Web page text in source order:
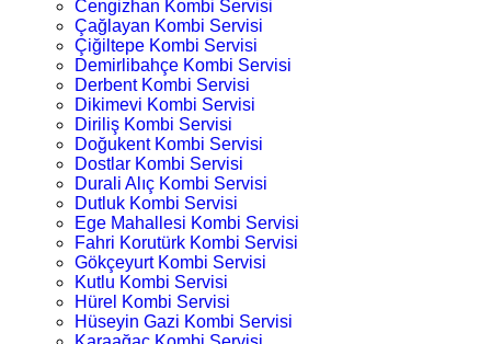
Cengizhan Kombi Servisi
Çağlayan Kombi Servisi
Çiğiltepe Kombi Servisi
Demirlibahçe Kombi Servisi
Derbent Kombi Servisi
Dikimevi Kombi Servisi
Diriliş Kombi Servisi
Doğukent Kombi Servisi
Dostlar Kombi Servisi
Durali Alıç Kombi Servisi
Dutluk Kombi Servisi
Ege Mahallesi Kombi Servisi
Fahri Korutürk Kombi Servisi
Gökçeyurt Kombi Servisi
Kutlu Kombi Servisi
Hürel Kombi Servisi
Hüseyin Gazi Kombi Servisi